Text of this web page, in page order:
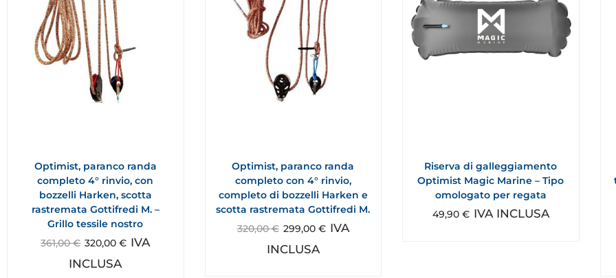
Optimist, paranco randa
completo 4° rinvio, con
bozzelli Harken, scotta
rastremata Gottifredi M. –
Grillo tessile nostro
361,00€ 320,00€ IVA
INCLUSA
Optimist, paranco randa
completo con 4° rinvio,
completo di bozzelli Harken e
scotta rastremata Gottifredi M.
320,00€ 299,00 € IVA
INCLUSA
Riserva di galleggiamento
Optimist Magic Marine – Tipo
omologato per regata
49,90 € IVA INCLUSA